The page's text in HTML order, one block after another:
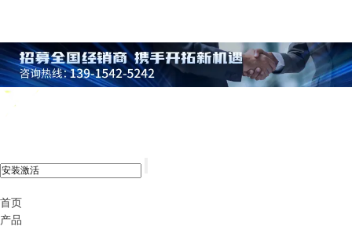
首页
产品